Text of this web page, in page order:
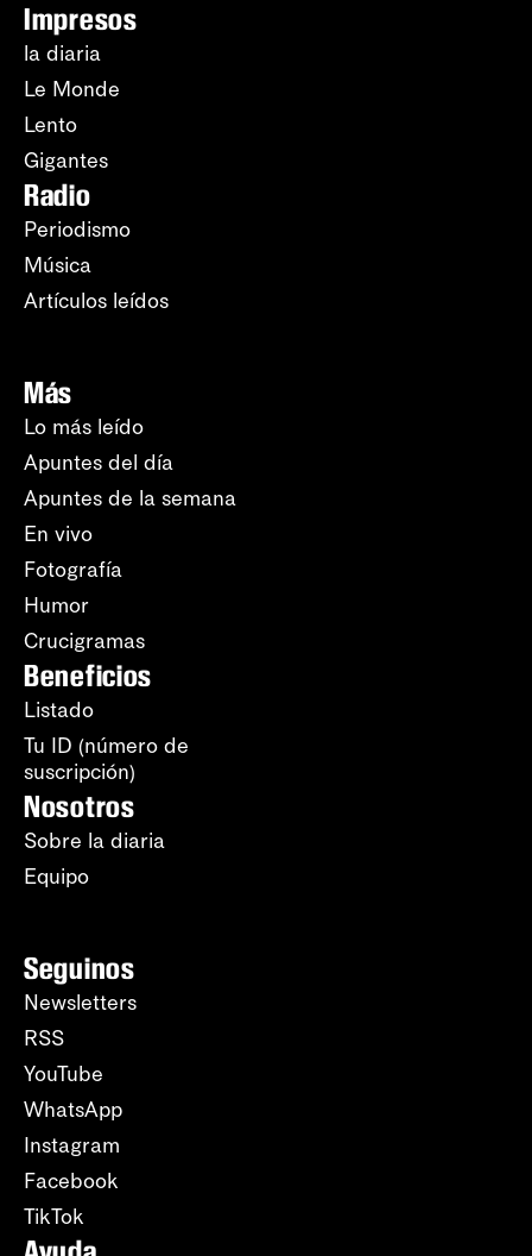
Impresos
la diaria
Le Monde
Lento
Gigantes
Radio
Periodismo
Música
Artículos leídos
Más
Lo más leído
Apuntes del día
Apuntes de la semana
En vivo
Fotografía
Humor
Crucigramas
Beneficios
Listado
Tu ID (número de
suscripción)
Nosotros
Sobre la diaria
Equipo
Seguinos
Newsletters
RSS
YouTube
WhatsApp
Instagram
Facebook
TikTok